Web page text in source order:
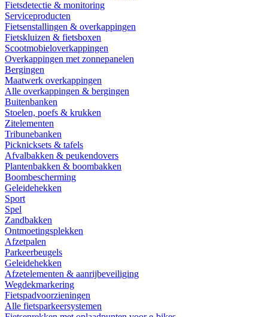
Fietsdetectie & monitoring
Serviceproducten
Fietsenstallingen & overkappingen
Fietskluizen & fietsboxen
Scootmobieloverkappingen
Overkappingen met zonnepanelen
Bergingen
Maatwerk overkappingen
Alle overkappingen & bergingen
Buitenbanken
Stoelen, poefs & krukken
Zitelementen
Tribunebanken
Picknicksets & tafels
Afvalbakken & peukendovers
Plantenbakken & boombakken
Boombescherming
Geleidehekken
Sport
Spel
Zandbakken
Ontmoetingsplekken
Afzetpalen
Parkeerbeugels
Geleidehekken
Afzetelementen & aanrijbeveiliging
Wegdekmarkering
Fietspadvoorzieningen
Alle fietsparkeersystemen